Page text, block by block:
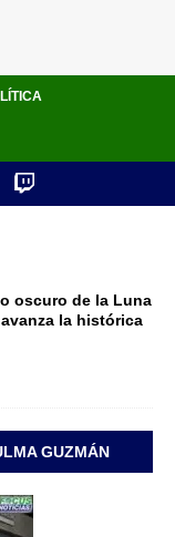
oscuro de la Luna
la histórica
GUZMÁN